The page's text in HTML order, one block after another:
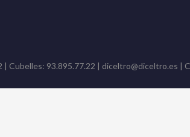
| Cubelles: 93.895.77.22 | diceltro@diceltro.es |